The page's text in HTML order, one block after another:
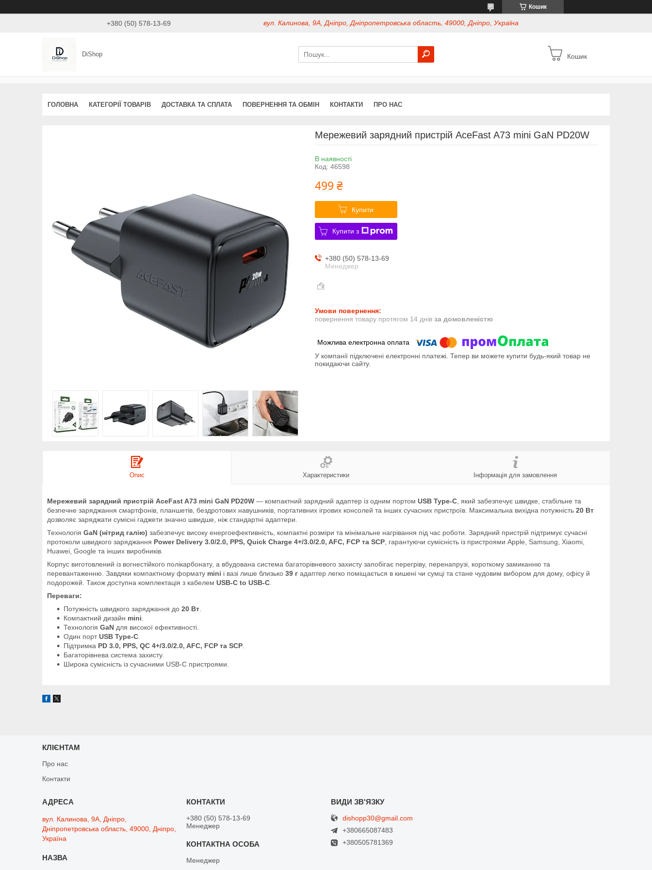
Кошик
+380 (50) 578-13-69 вул. Калинова, 9А, Дніпро, Дніпропетровська область, 49000, Дніпро, Україна
DiShop Кошик
ГОЛОВНА КАТЕГОРІЇ ТОВАРІВ ДОСТАВКА ТА СПЛАТА ПОВЕРНЕННЯ ТА ОБМІН КОНТАКТИ ПРО НАС
Мережевий зарядний пристрій AceFast A73 mini GaN PD20W
В наявності
Код: 46598
499 ₴
Купити
Купити з
+380 (50) 578-13-69
Менеджер
повернення товару протягом 14 днів за домовленістю
У компанії підключені електронні платежі. Тепер ви можете купити будь-який товар не
покидаючи сайту.
Опис Характеристики Інформація для замовлення
Мережевий зарядний пристрій AceFast A73 mini GaN PD20W — компактний зарядний адаптер із одним портом USB Type-C , який забезпечує швидке, стабільне та
безпечне заряджання смартфонів, планшетів, бездротових навушників, портативних ігрових консолей та інших сучасних пристроїв. Максимальна вихідна потужність 20 Вт
дозволяє заряджати сумісні гаджети значно швидше, ніж стандартні адаптери.
Технологія GaN (нітрид галію) забезпечує високу енергоефективність, компактні розміри та мінімальне нагрівання під час роботи. Зарядний пристрій підтримує сучасні
протоколи швидкого заряджання Power Delivery 3.0/2.0, PPS, Quick Charge 4+/3.0/2.0, AFC, FCP та SCP , гарантуючи сумісність із пристроями Apple, Samsung, Xiaomi,
Huawei, Google та інших виробників.
Корпус виготовлений із вогнестійкого полікарбонату, а вбудована система багаторівневого захисту запобігає перегріву, перенапрузі, короткому замиканню та
перевантаженню. Завдяки компактному формату mini і вазі лише близько 39 г адаптер легко поміщається в кишені чи сумці та стане чудовим вибором для дому, офісу й
подорожей. Також доступна комплектація з кабелем USB-C to USB-C
Переваги:
Потужність швидкого заряджання до 20 Вт
Компактний дизайн mini
Технологія GaN для високої ефективності.
Один портUSB Type-C
Підтримка PD 3.0, PPS, QC 4+/3.0/2.0, AFC, FCP та SCP
Багаторівнева система захисту.
Широка сумісність із сучасними USB-C пристроями.
КЛІЄНТАМ
Про нас
Контакти
вул. Калинова, 9А, Дніпро,
Дніпропетровська область, 49000, Дніпро,
Україна
+380 (50) 578-13-69
Менеджер
Менеджер
dishopp30@gmail.com
+380665087483
+380505781369